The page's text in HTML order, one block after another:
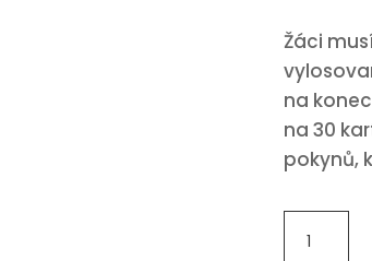
Žáci
na
na 30
pokynů,